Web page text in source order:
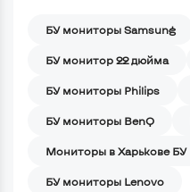
БУ мониторы Samsung
БУ монитор 22 дюйма
БУ мониторы Philips
БУ мониторы BenQ
Мониторы в Харькове БУ
БУ мониторы Lenovo